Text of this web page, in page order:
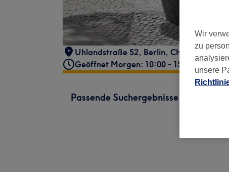
Uhlandstraße 52, Berlin, Charlottenburg
Geöffnet Morgen: 10:00 - 15:30
Passende Suchergebnisse
Wir
zu
unsere